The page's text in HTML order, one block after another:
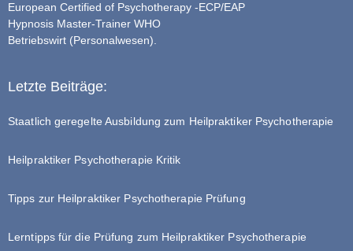
European Certified of Psychotherapy -ECP/EAP
Hypnosis Master-Trainer WHO
Betriebswirt (Personalwesen).
Letzte Beiträge:
Staatlich geregelte Ausbildung zum Heilpraktiker Psychotherapie
Heilpraktiker Psychotherapie Kritik
Tipps zur Heilpraktiker Psychotherapie Prüfung
Lerntipps für die Prüfung zum Heilpraktiker Psychotherapie